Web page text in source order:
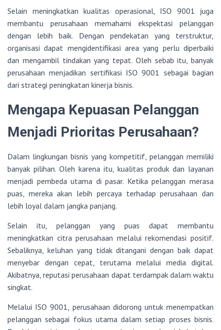
Selain meningkatkan kualitas operasional, ISO 9001 juga
membantu perusahaan memahami ekspektasi pelanggan
dengan lebih baik. Dengan pendekatan yang terstruktur,
organisasi dapat mengidentifikasi area yang perlu diperbaiki
dan mengambil tindakan yang tepat. Oleh sebab itu, banyak
perusahaan menjadikan sertifikasi ISO 9001 sebagai bagian
dari strategi peningkatan kinerja bisnis.
Mengapa Kepuasan Pelanggan
Menjadi Prioritas Perusahaan?
Dalam lingkungan bisnis yang kompetitif, pelanggan memiliki
banyak pilihan. Oleh karena itu, kualitas produk dan layanan
menjadi pembeda utama di pasar. Ketika pelanggan merasa
puas, mereka akan lebih percaya terhadap perusahaan dan
lebih loyal dalam jangka panjang.
Selain itu, pelanggan yang puas dapat membantu
meningkatkan citra perusahaan melalui rekomendasi positif.
Sebaliknya, keluhan yang tidak ditangani dengan baik dapat
menyebar dengan cepat, terutama melalui media digital.
Akibatnya, reputasi perusahaan dapat terdampak dalam waktu
singkat.
Melalui ISO 9001, perusahaan didorong untuk menempatkan
pelanggan sebagai fokus utama dalam setiap proses bisnis.